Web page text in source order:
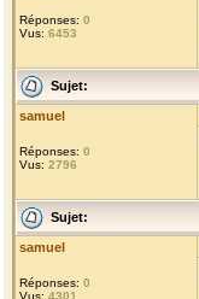
Réponses: 0
Vus: 6453
Sujet:
samuel
Réponses: 0
Vus: 2796
Sujet:
samuel
Réponses: 0
Vus: 4301